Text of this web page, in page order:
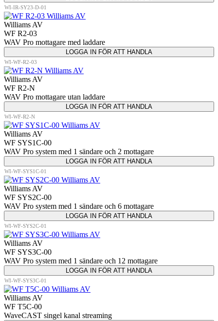
WI-IR-SY23-D-01
Williams AV
WF R2-03
WAV Pro mottagare med laddare
LOGGA IN FÖR ATT HANDLA
WI-WF-R2-03
Williams AV
WF R2-N
WAV Pro mottagare utan laddare
LOGGA IN FÖR ATT HANDLA
WI-WF-R2-N
Williams AV
WF SYS1C-00
WAV Pro system med 1 sändare och 2 mottagare
LOGGA IN FÖR ATT HANDLA
WI-WF-SYS1C-01
Williams AV
WF SYS2C-00
WAV Pro system med 1 sändare och 6 mottagare
LOGGA IN FÖR ATT HANDLA
WI-WF-SYS2C-01
Williams AV
WF SYS3C-00
WAV Pro system med 1 sändare och 12 mottagare
LOGGA IN FÖR ATT HANDLA
WI-WF-SYS3C-01
Williams AV
WF T5C-00
WaveCAST singel kanal streaming